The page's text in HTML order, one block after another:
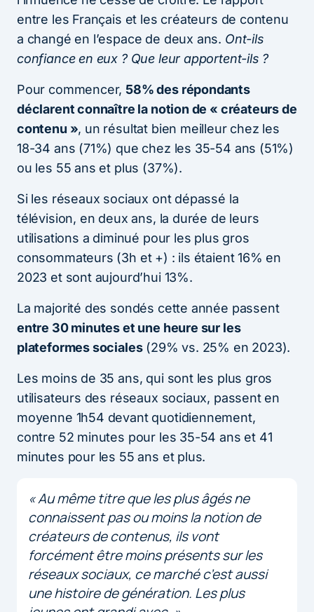
entre les Français et les créateurs de contenu
a changé en l’espace de deux ans. Ont-ils
confiance en eux ? Que leur apportent-ils ?
Pour commencer, 58% des répondants
déclarent connaître la notion de « créateurs de
contenu », un résultat bien meilleur chez les
18-34 ans (71%) que chez les 35-54 ans (51%)
ou les 55 ans et plus (37%).
Si les réseaux sociaux ont dépassé la
télévision, en deux ans, la durée de leurs
utilisations a diminué pour les plus gros
consommateurs (3h et +) : ils étaient 16% en
2023 et sont aujourd’hui 13%.
La majorité des sondés cette année passent
entre 30 minutes et une heure sur les
plateformes sociales(29% vs. 25% en 2023).
Les moins de 35 ans, qui sont les plus gros
utilisateurs des réseaux sociaux, passent en
moyenne 1h54 devant quotidiennement,
contre 52 minutes pour les 35-54 ans et 41
minutes pour les 55 ans et plus.
« Au même titre que les plus âgés ne
connaissent pas ou moins la notion de
créateurs de contenus, ils vont
forcément être moins présents sur les
réseaux sociaux, ce marché c’est aussi
une histoire de génération. Les plus